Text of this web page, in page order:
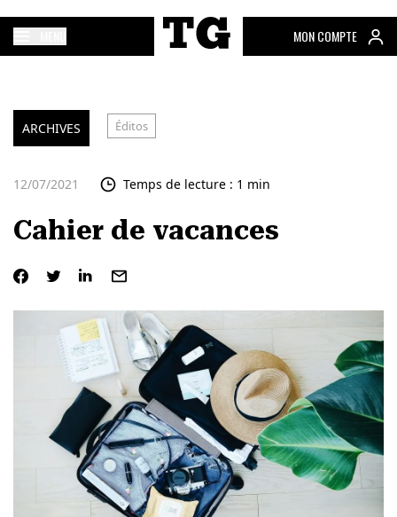
MON COMPTE
ARCHIVES Éditos
12/07/2021 Temps de lecture : 1 min
Cahier de vacances